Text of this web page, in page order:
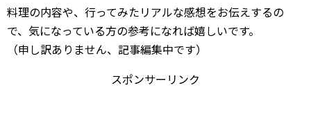
料理の内容や、行ってみたリアルな感想をお伝えするの
で、気になっている方の参考になれば嬉しいです。
（申し訳ありません、記事編集中です）
スポンサーリンク